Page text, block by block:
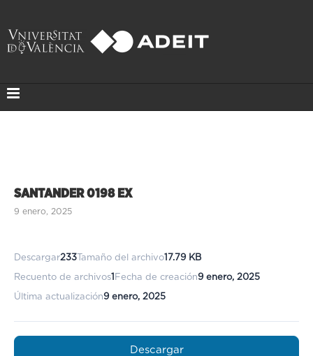
SANTANDER 0198 EX
9 enero, 2025
Descargar233 Tamaño del archivo17.79 KB
Recuento de archivos1 Fecha de creación9 enero, 2025
Última actualización9 enero, 2025
Descargar